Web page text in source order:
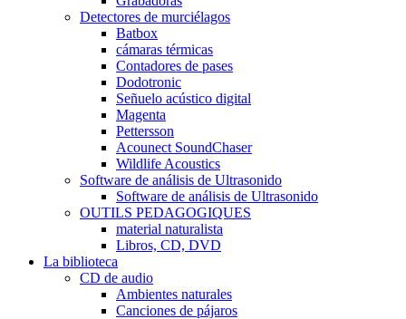
Detectores de murciélagos
Batbox
cámaras térmicas
Contadores de pases
Dodotronic
Señuelo acústico digital
Magenta
Pettersson
Acounect SoundChaser
Wildlife Acoustics
Software de análisis de Ultrasonido
Software de análisis de Ultrasonido
OUTILS PEDAGOGIQUES
material naturalista
Libros, CD, DVD
La biblioteca
CD de audio
Ambientes naturales
Canciones de pájaros